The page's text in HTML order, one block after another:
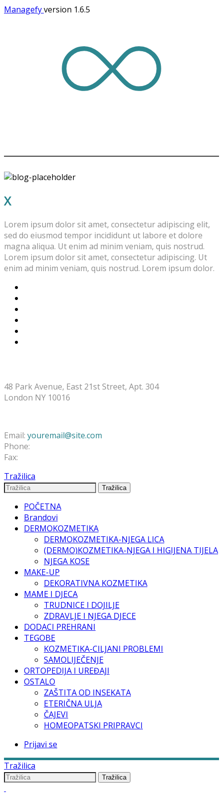
Managefyversion 1.6.5
XSTORE LONDON
Lorem ipsum dolor sit amet, consectetur adipiscing elit,
sed do eiusmod tempor incididunt ut labore et dolore
magna aliqua. Ut enim ad minim veniam, quis nostrud.
Lorem ipsum dolor sit amet, consectetur adipiscing. Ut
enim ad minim veniam, quis nostrud. Lorem ipsum dolor.
48 Park Avenue, East 21st Street, Apt. 304
London NY 10016
Email: youremail@site.com
Phone:
Fax:
Tražilica
Tražilica
POČETNA
Brandovi
DERMOKOZMETIKA
DERMOKOZMETIKA-NJEGA LICA
(DERMO)KOZMETIKA-NJEGA I HIGIJENA TIJELA
NJEGA KOSE
MAKE-UP
DEKORATIVNA KOZMETIKA
MAME I DJECA
TRUDNICE I DOJILJE
ZDRAVLJE I NJEGA DJECE
DODACI PREHRANI
TEGOBE
KOZMETIKA-CILJANI PROBLEMI
SAMOLIJEČENJE
ORTOPEDIJA I UREĐAJI
OSTALO
ZAŠTITA OD INSEKATA
ETERIČNA ULJA
ČAJEVI
HOMEOPATSKI PRIPRAVCI
Prijavi se
Tražilica
Tražilica